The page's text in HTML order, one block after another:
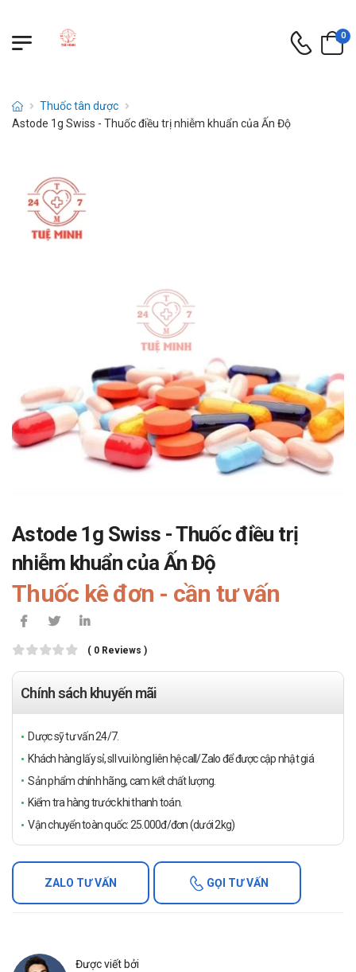
0
Thuốc tân dược
Astode 1g Swiss - Thuốc điều trị nhiễm khuẩn của Ấn Độ
Astode 1g Swiss - Thuốc điều trị
nhiễm khuẩn của Ấn Độ
Thuốc kê đơn - cần tư vấn
( 0 Reviews )
Chính sách khuyến mãi
Dược sỹ tư vấn 24/7.
Khách hàng lấy sỉ, sll vui lòng liên hệ call/Zalo để được cập nhật giá
Sản phẩm chính hãng, cam kết chất lượng.
Kiểm tra hàng trước khi thanh toán.
Vận chuyển toàn quốc: 25.000đ/đơn (dưới 2kg)
ZALO TƯ VẤN GỌI TƯ VẤN
Được viết bởi